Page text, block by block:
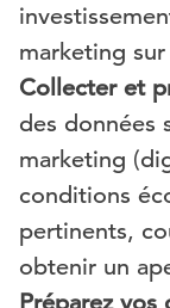
marketing
Collecter et
des données
marketing
conditions
pertinents,
obtenir un